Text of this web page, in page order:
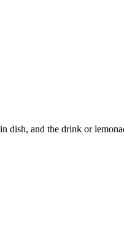
dish, and the drink or